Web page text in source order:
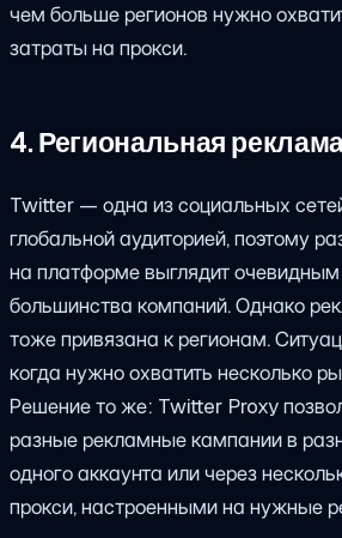
чем больше регионов нужно
затраты на прокси.
4. Региональная
Twitter — одна из социальных
глобальной аудиторией, поэтому
на платформе выглядит
большинства компаний. Однако
тоже привязана к регионам.
когда нужно охватить несколько
Решение то же: Twitter Proxy
разные рекламные кампании в
одного аккаунта или через
прокси, настроенными на нужные